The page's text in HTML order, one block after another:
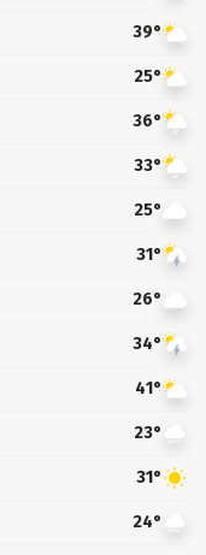
39°
25°
36°
33°
25°
31°
26°
34°
41°
23°
31°
24°